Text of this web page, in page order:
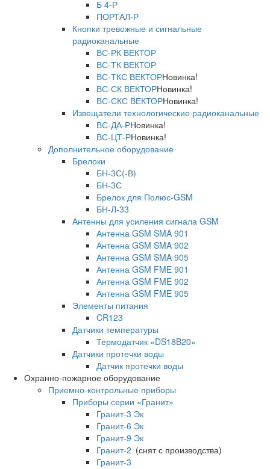
Б 4-Р
ПОРТАЛ-Р
Кнопки тревожные и сигнальные
радиоканальные
ВС-РК ВЕКТОР
ВС-ТК ВЕКТОР
ВС-ТКС ВЕКТОРНовинка!
ВС-СК ВЕКТОРНовинка!
ВС-СКС ВЕКТОРНовинка!
Извещатели технологические радиоканальные
ВС-ДА-РНовинка!
ВС-ЦТ-РНовинка!
Дополнительное оборудование
Брелоки
БН-3С(-В)
БН-3С
Брелок для Полюс-GSM
БН-Л-33
Антенны для усиления сигнала GSM
Антенна GSM SMA 901
Антенна GSM SMA 902
Антенна GSM SMA 905
Антенна GSM FME 901
Антенна GSM FME 902
Антенна GSM FME 905
Элементы питания
CR123
Датчики температуры
Термодатчик «DS18B20»
Датчики протечки воды
Датчик протечки воды
Охранно-пожарное оборудование
Приемно-контрольные приборы
Приборы серии «Гранит»
Гранит-3 Эк
Гранит-6 Эк
Гранит-9 Эк
Гранит-2 (снят с производства)
Гранит-3